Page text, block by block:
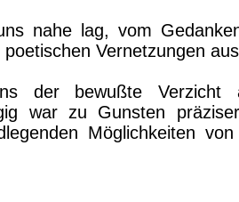
nahe lag, vom
Vernetzungen
der bewußte Verzicht
war zu Gunsten
Möglichkeiten